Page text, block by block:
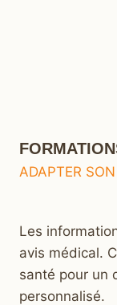
ADAPTER
Les
avis médical.
santé pour un
personnalisé.